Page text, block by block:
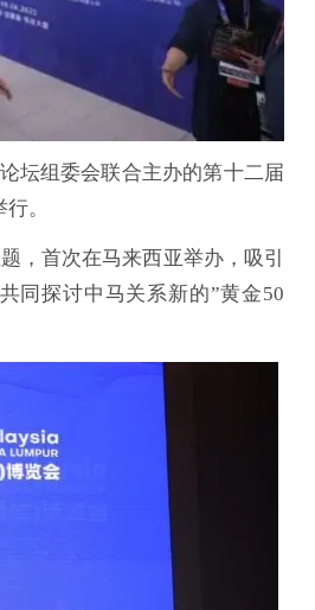
坛组委会联合主办的第十二届
。
首次在马来西亚举办，吸引
同探讨中马关系新的”黄金50